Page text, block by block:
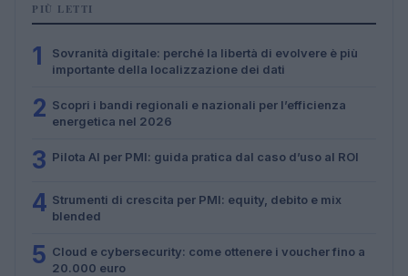
PIÙ LETTI
1
Sovranità digitale: perché la libertà di evolvere è più
importante della localizzazione dei dati
2 Scopri i bandi regionali e nazionali per l’efficienza
energetica nel 2026
3 Pilota AI per PMI: guida pratica dal caso d’uso al ROI
4 Strumenti di crescita per PMI: equity, debito e mix
blended
5 Cloud e cybersecurity: come ottenere i voucher fino a
20.000 euro